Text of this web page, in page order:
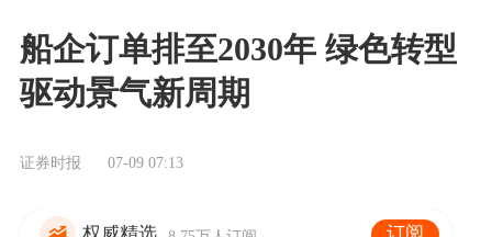
船企订单排至2030年 绿色转型
驱动景气新周期
证券时报 07-09 07:13
订阅